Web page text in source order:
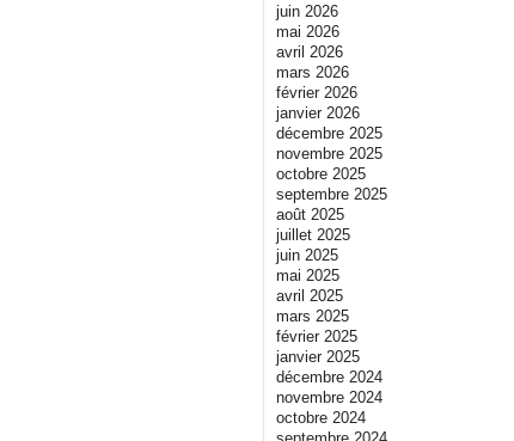
juin 2026
mai 2026
avril 2026
mars 2026
février 2026
janvier 2026
décembre 2025
novembre 2025
octobre 2025
septembre 2025
août 2025
juillet 2025
juin 2025
mai 2025
avril 2025
mars 2025
février 2025
janvier 2025
décembre 2024
novembre 2024
octobre 2024